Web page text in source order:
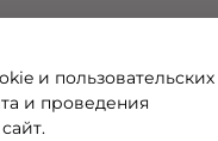
и
и проведения